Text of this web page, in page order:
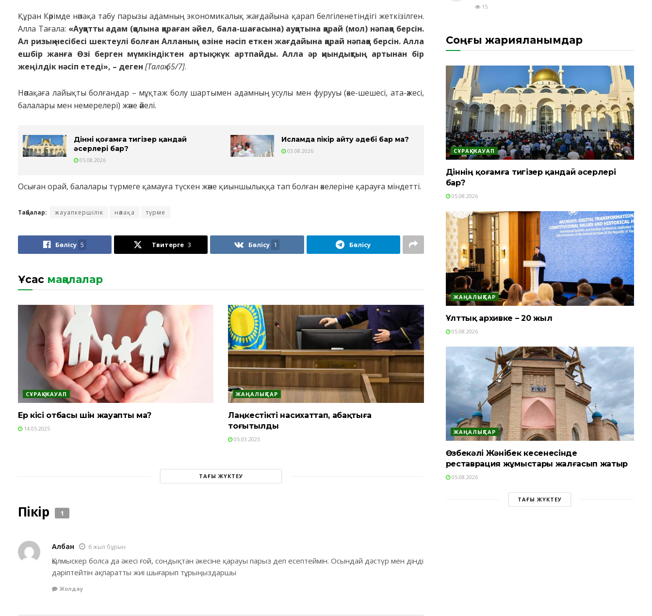
Құран Кәрімде нәпақа табу парызы адамның экономикалық жағдайына қарап белгіленетіндігі жеткізілген.
Алла Тағала: «Ауқатты адам (қолына қараған әйел, бала-шағасына) ауқатына қарай (мол) нәпақа берсін.
Ал ризық-несібесі шектеулі болған Алланың өзіне нәсіп еткен жағдайына қарай нәпақа берсін. Алла
ешбір жанға Өзі берген мүмкіндіктен артық жүк артпайды. Алла әр қиындықтың артынан бір
жеңілдік нәсіп етеді», – деген [Талақ 65/7].
Нәпақаға лайықты болғандар – мұқтаж болу шартымен адамның усулы мен фурууы (әке-шешесі, ата-әжесі,
балалары мен немерелері) және әйелі.
Діннің қоғамға тигізер қандай
әсерлері бар?
05.08.2026
Исламда пікір айту әдебі бар ма?
03.08.2026
Осыған орай, балалары түрмеге қамауға түскен және қиыншылыққа тап болған әкелеріне қарауға міндетті.
Таңбалар: жауапкершілік нәпақа түрме
Бөлісу 5 Твитерге 3 Бөлісу 1 Бөлісу
Ұқсас мақалалар
СҰРАҚ-ЖАУАП
Ер кісі отбасы үшін жауапты ма?
14.05.2025
ЖАҢАЛЫҚТАР
Лаңкестікті насихаттап, абақтыға
тоғытылды
05.03.2025
ТАҒЫ ЖҮКТЕУ
Пікір 1
Албан 6 жыл бұрын
Қылмыскер болса да әкесі ғой, сондықтан әкесіне қарауы парыз деп есептеймін. Осындай дәстүр мен дінді
дәріптейтін ақпаратты жиі шығарып тұрыңыздаршы
Жолдау
15
Соңғы жарияланымдар
СҰРАҚ-ЖАУАП
Діннің қоғамға тигізер қандай әсерлері
бар?
05.08.2026
ЖАҢАЛЫҚТАР
Ұлттық архивке – 20 жыл
05.08.2026
ЖАҢАЛЫҚТАР
Өзбекәлі Жәнібек кесенесінде
реставрация жұмыстары жалғасып жатыр
05.08.2026
ТАҒЫ ЖҮКТЕУ